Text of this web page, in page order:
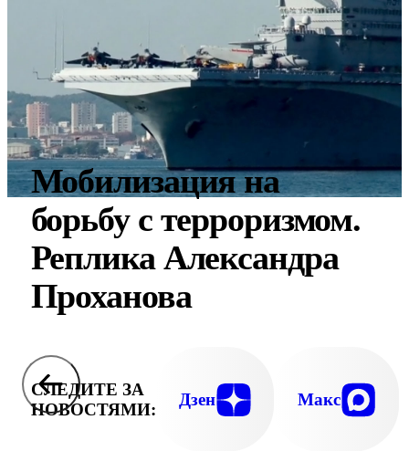
Мобилизация на
борьбу с терроризмом.
Реплика Александра
Проханова
СЛЕДИТЕ ЗА
НОВОСТЯМИ:
Дзен Макс